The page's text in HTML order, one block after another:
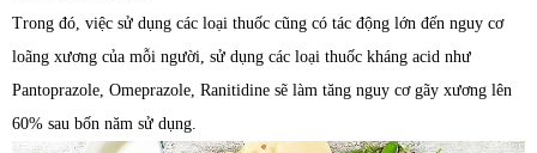
Trong đó, việc sử dụng các loại thuốc cũng có tác động lớn đến nguy cơ
loãng xương của mỗi người, sử dụng các loại thuốc kháng acid như
Pantoprazole, Omeprazole, Ranitidine sẽ làm tăng nguy cơ gãy xương lên
60% sau bốn năm sử dụng.